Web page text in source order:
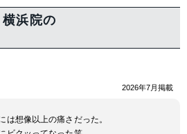
浜院の
2026年7月掲載
は想像以上の痛さだった。